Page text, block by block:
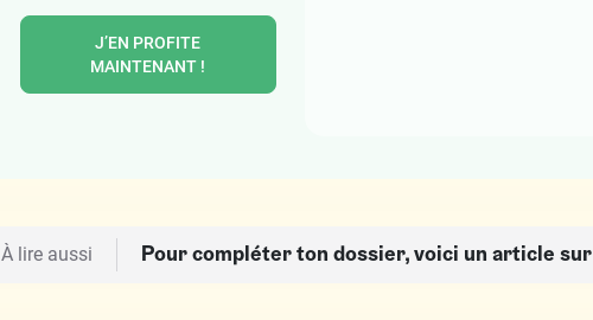
J’EN PROFITE
MAINTENANT !
À lire aussi Pour compléter ton dossier, voici un article sur